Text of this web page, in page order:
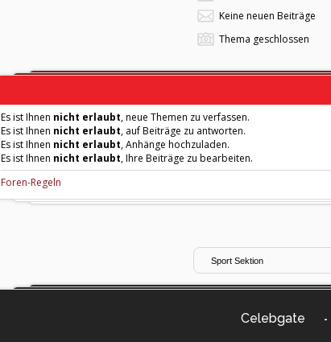
Keine neuen Beiträge
Thema geschlossen
Es ist Ihnen nicht erlaubt, neue Themen zu verfassen.
Es ist Ihnen nicht erlaubt, auf Beiträge zu antworten.
Es ist Ihnen nicht erlaubt, Anhänge hochzuladen.
Es ist Ihnen nicht erlaubt, Ihre Beiträge zu bearbeiten.
Foren-Regeln
Celebgate -